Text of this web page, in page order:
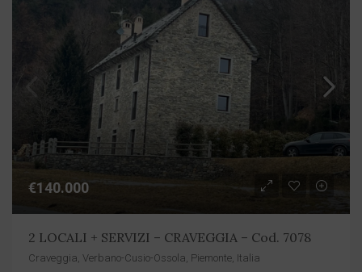
€140.000
2 LOCALI + SERVIZI – CRAVEGGIA – Cod. 7078
Craveggia, Verbano-Cusio-Ossola, Piemonte, Italia